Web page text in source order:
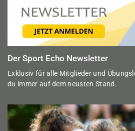
Der Sport Echo Newsletter
Exklusiv für alle Mitglieder und
du immer auf dem neusten Stand.